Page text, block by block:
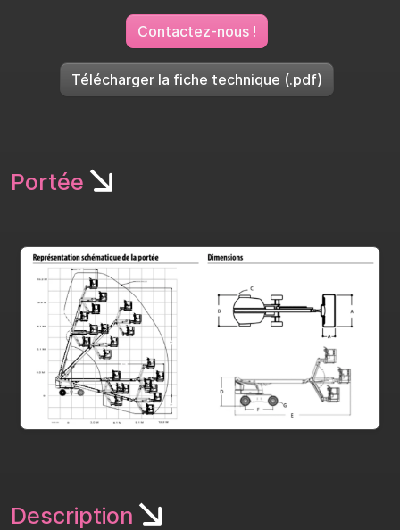
Contactez-nous !
Télécharger la fiche technique (.pdf)
Portée
Description